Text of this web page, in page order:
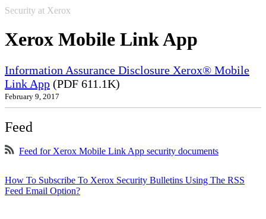
Security at Xerox
Xerox Mobile Link App
Information Assurance Disclosure Xerox® Mobile
Link App (PDF 611.1K)
February 9, 2017
Feed
Feed for Xerox Mobile Link App security documents
How To Subscribe To Xerox Security Bulletins Using The RSS
Feed Email Option?